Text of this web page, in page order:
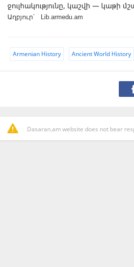
ջուլհակությունը, կաշվի — կաթի
Աղբյուր` Lib.armedu.am
Armenian History Ancient World History
Dasaran.am website does not bear